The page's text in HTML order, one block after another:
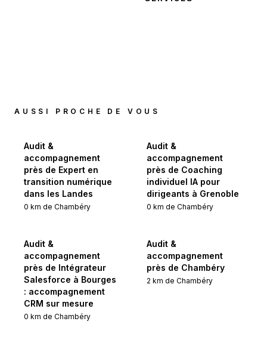
AUSSI PROCHE DE VOUS
Audit &
accompagnement
près de Expert en
transition numérique
dans les Landes
0 km de Chambéry
Audit &
accompagnement
près de Coaching
individuel IA pour
dirigeants à Grenoble
0 km de Chambéry
Audit &
accompagnement
près de Intégrateur
Salesforce à Bourges
: accompagnement
CRM sur mesure
0 km de Chambéry
Audit &
accompagnement
près de Chambéry
2 km de Chambéry